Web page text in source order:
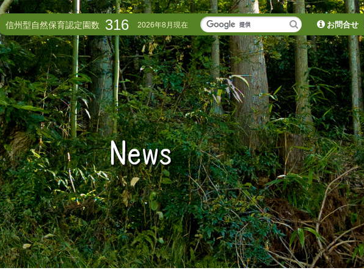
信州型自然保育認定園数 316 2026年8月現在 お問合せ